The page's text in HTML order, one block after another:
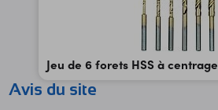
Jeu de 6 forets HSS à centrage
Avis du site